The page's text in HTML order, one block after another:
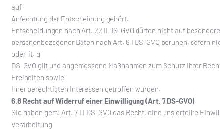
auf
Anfechtung der Entscheidung gehört.
Entscheidungen nach Art. 22 II DS-GVO dürfen nicht auf
personenbezogener Daten nach Art. 9 I DS-GVO beruhen, sofern
oder lit. g
DS-GVO gilt und angemessene Maßnahmen zum Schutz Ihrer
Freiheiten sowie
Ihrer berechtigten Interessen getroffen wurden.
6.8 Recht auf Widerruf einer Einwilligung (Art. 7 DS-GVO)
Sie haben gem. Art. 7 III DS-GVO das Recht, eine uns erteilte
Verarbeitung